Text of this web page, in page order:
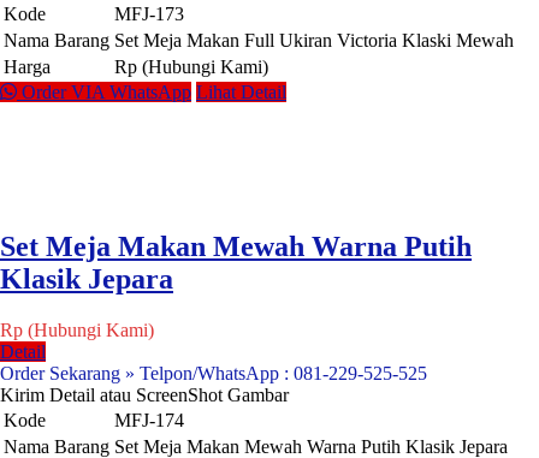
Kode
MFJ-173
Nama Barang Set Meja Makan Full Ukiran Victoria Klaski Mewah
Harga
Rp (Hubungi Kami)
Order VIA WhatsApp Lihat Detail
Set Meja Makan Mewah Warna Putih
Klasik Jepara
Rp (Hubungi Kami)
Detail
Order Sekarang » Telpon/WhatsApp : 081-229-525-525
Kirim Detail atau ScreenShot Gambar
Kode
MFJ-174
Nama Barang Set Meja Makan Mewah Warna Putih Klasik Jepara